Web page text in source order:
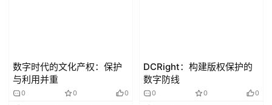
数字时代的文化产权：保护
与利用并重
0 0 0
DCRight：构建版权保护的
数字防线
0 0 0